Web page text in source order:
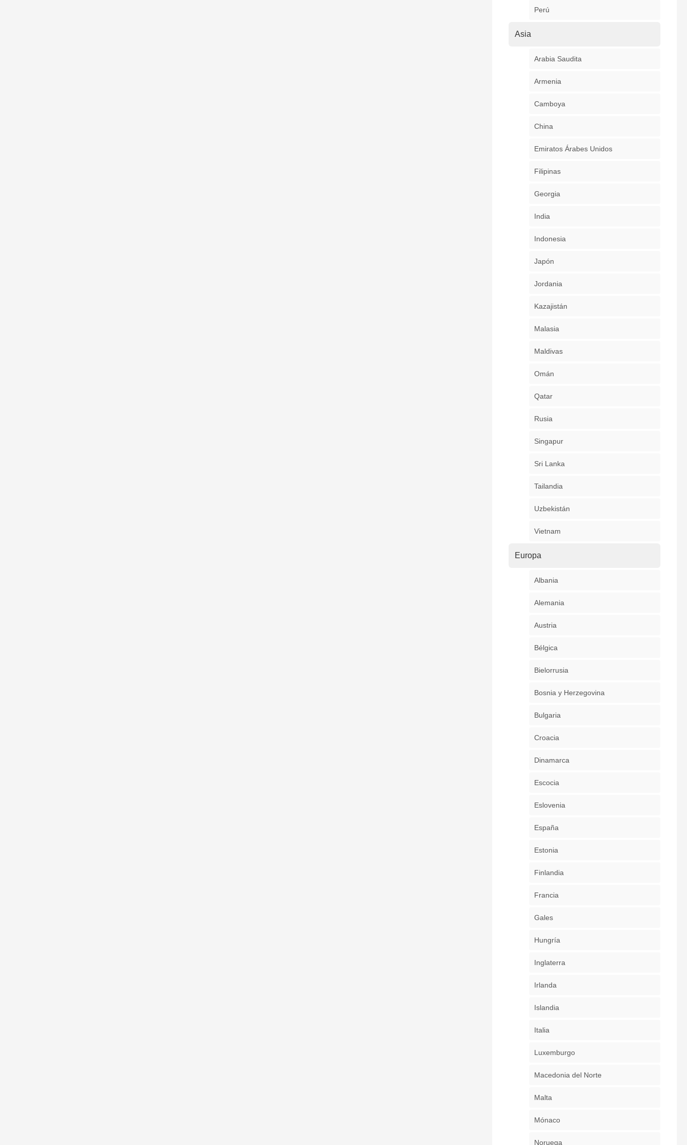
Perú
Asia
Arabia Saudita
Armenia
Camboya
China
Emiratos Árabes Unidos
Filipinas
Georgia
India
Indonesia
Japón
Jordania
Kazajistán
Malasia
Maldivas
Omán
Qatar
Rusia
Singapur
Sri Lanka
Tailandia
Uzbekistán
Vietnam
Europa
Albania
Alemania
Austria
Bélgica
Bielorrusia
Bosnia y Herzegovina
Bulgaria
Croacia
Dinamarca
Escocia
Eslovenia
España
Estonia
Finlandia
Francia
Gales
Hungría
Inglaterra
Irlanda
Islandia
Italia
Luxemburgo
Macedonia del Norte
Malta
Mónaco
Noruega